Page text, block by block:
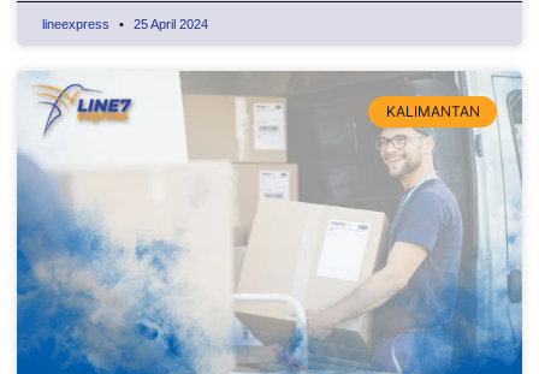
lineexpress 25 April 2024
KALIMANTAN